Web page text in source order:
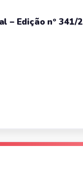
– Edição nº 341/